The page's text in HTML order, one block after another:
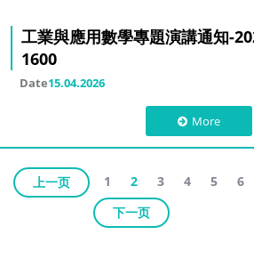
工業與應用數學專題演講通知-
1600
Date15.04.2026
More
上一页 1 2 3 4 5 6
下一页